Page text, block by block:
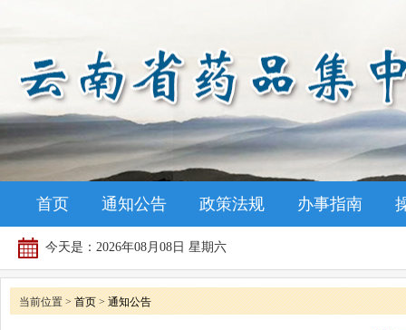
首页 通知公告 政策法规 办事指南
今天是： 2026年08月08日 星期六
当前位置 >首页>通知公告